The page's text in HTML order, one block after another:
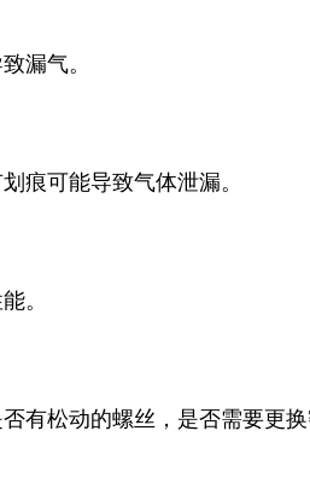
漏气。
痕可能导致气体泄漏。
。
有松动的螺丝，是否需要更换